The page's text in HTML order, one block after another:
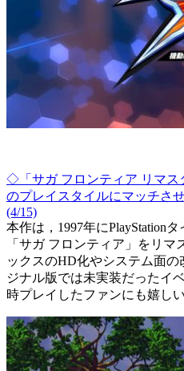
◇「サガ フロンティア リマス
のプレイスタイルにマッチさ
(4/15)
本作は，1997年にPlayStation
「サガ フロンティア」をリ
ックスのHD化やシステム面
ジナル版では未実装だったイ
時プレイしたファンにも嬉し